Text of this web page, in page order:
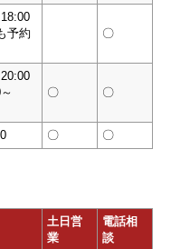
予約
〇
〇 〇
〇 〇
土日営
業
電話相
談